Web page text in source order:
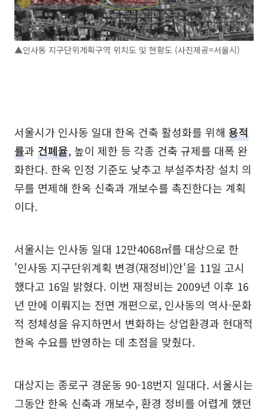
▲인사동 지구단위계획구역 위치도 및 현황도 (사진제공=서울시)
서울시가 인사동 일대 한옥 건축 활성화를 위해 용적
률과 건폐율, 높이 제한 등 각종 건축 규제를 대폭 완
화한다. 한옥 인정 기준도 낮추고 부설주차장 설치 의
무를 면제해 한옥 신축과 개보수를 촉진한다는 계획
이다.
서울시는 인사동 일대 12만4068㎡를 대상으로 한
'인사동 지구단위계획 변경(재정비)안'을 11일 고시
했다고 16일 밝혔다. 이번 재정비는 2009년 이후 16
년 만에 이뤄지는 전면 개편으로, 인사동의 역사·문화
적 정체성을 유지하면서 변화하는 상업환경과 현대적
한옥 수요를 반영하는 데 초점을 맞췄다.
대상지는 종로구 경운동 90-18번지 일대다. 서울시는
그동안 한옥 신축과 개보수, 환경 정비를 어렵게 했던